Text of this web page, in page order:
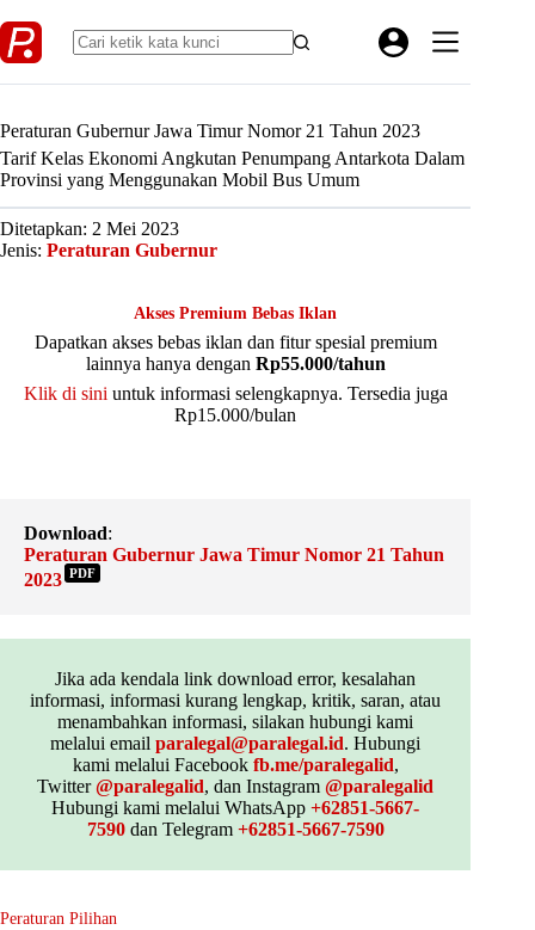
to
content
Peraturan Gubernur Jawa Timur Nomor 21 Tahun 2023
Tarif Kelas Ekonomi Angkutan Penumpang Antarkota Dalam
Provinsi yang Menggunakan Mobil Bus Umum
Ditetapkan: 2 Mei 2023
Jenis: Peraturan Gubernur
Akses Premium Bebas Iklan
Dapatkan akses bebas iklan dan fitur spesial premium
lainnya hanya dengan Rp55.000/tahun
Klik di sini untuk informasi selengkapnya. Tersedia juga
Rp15.000/bulan
Download:
Peraturan Gubernur Jawa Timur Nomor 21 Tahun
2023 PDF
Jika ada kendala link download error, kesalahan
informasi, informasi kurang lengkap, kritik, saran, atau
menambahkan informasi, silakan hubungi kami
melalui emailparalegal@paralegal.id. Hubungi
kami melalui Facebook fb.me/paralegalid,
Twitter@paralegalid, dan Instagram@paralegalid
Hubungi kami melalui WhatsApp+62851-5667-
7590dan Telegram +62851-5667-7590
Peraturan Pilihan